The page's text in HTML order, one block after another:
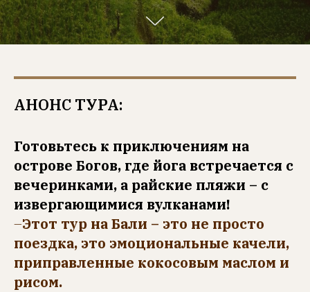
АНОНС ТУРА:
Готовьтесь к приключениям на
острове Богов, где йога встречается с
вечеринками, а райские пляжи – с
извергающимися вулканами!
–Этот тур на Бали – это не просто
поездка, это эмоциональные качели,
приправленные кокосовым маслом и
рисом.